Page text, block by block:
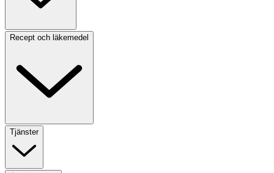
Recept och läkemedel
Tjänster